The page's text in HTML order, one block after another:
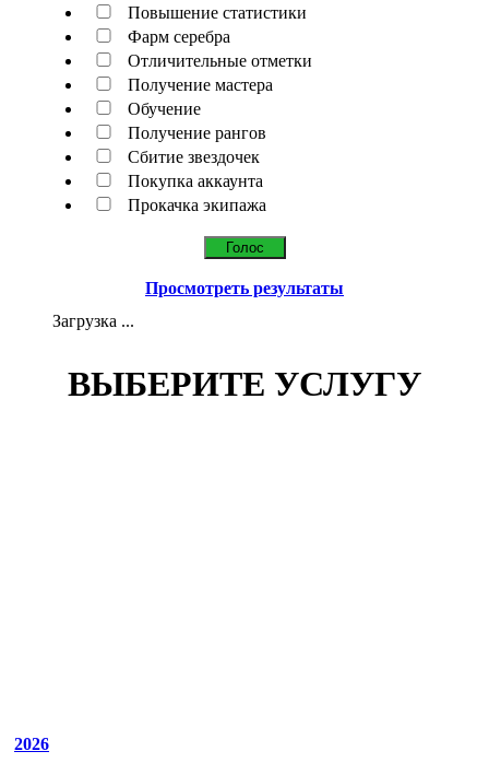
Повышение статистики
Фарм серебра
Отличительные отметки
Получение мастера
Обучение
Получение рангов
Сбитие звездочек
Покупка аккаунта
Прокачка экипажа
Просмотреть результаты
Загрузка ...
ВЫБЕРИТЕ УСЛУГУ
2026